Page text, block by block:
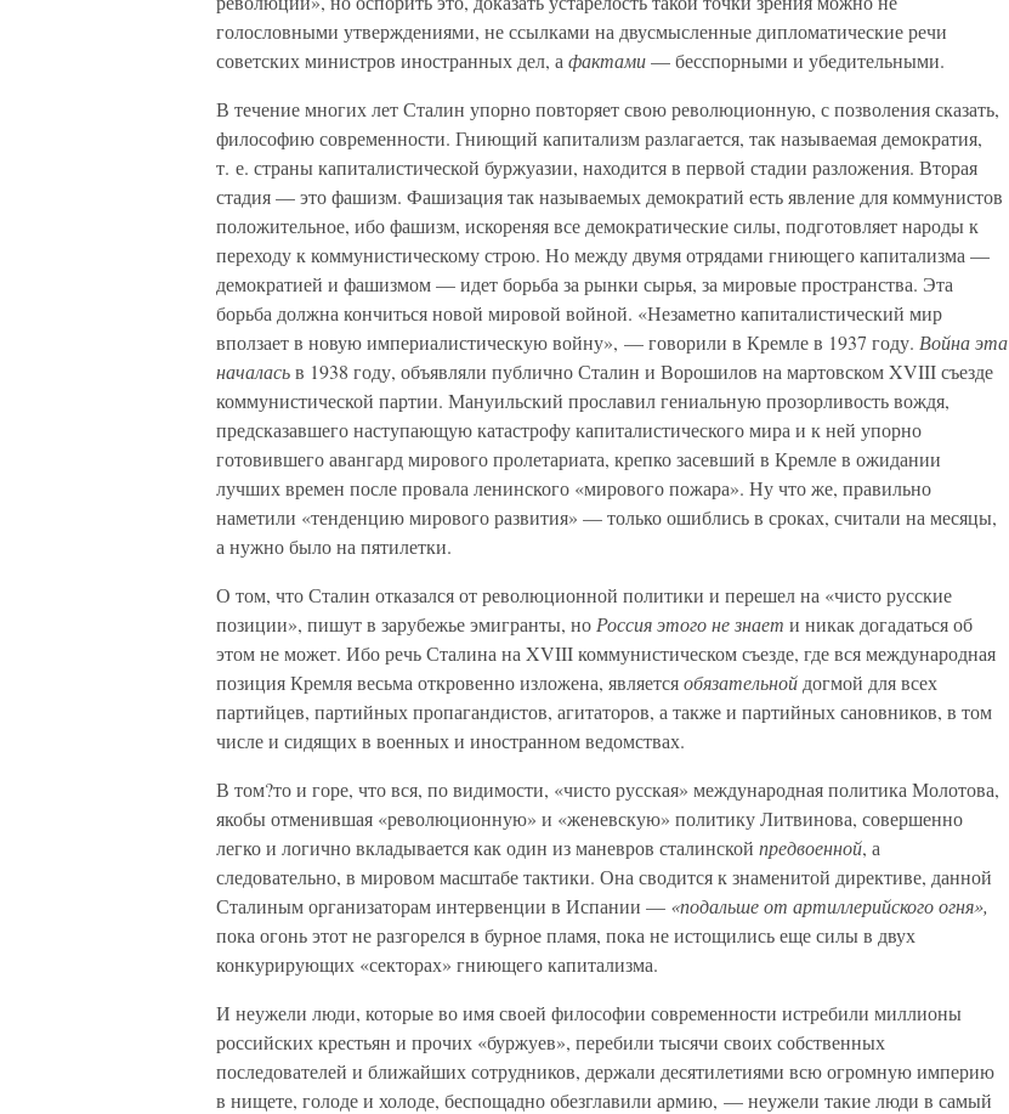
голословными утверждениями, не ссылками на двусмысленные дипломатические речи
советских министров иностранных дел, а фактами— бесспорными и убедительными.
В течение многих лет Сталин упорно повторяет свою революционную, с позволения сказать,
философию современности. Гниющий капитализм разлагается, так называемая демократия,
т. е. страны капиталистической буржуазии, находится в первой стадии разложения. Вторая
стадия — это фашизм. Фашизация так называемых демократий есть явление для коммунистов
положительное, ибо фашизм, искореняя все демократические силы, подготовляет народы к
переходу к коммунистическому строю. Но между двумя отрядами гниющего капитализма —
демократией и фашизмом — идет борьба за рынки сырья, за мировые пространства. Эта
борьба должна кончиться новой мировой войной. «Незаметно капиталистический мир
вползает в новую империалистическую войну», — говорили в Кремле в 1937 году. Война эта
началасьв 1938 году, объявляли публично Сталин и Ворошилов на мартовском XVIII съезде
коммунистической партии. Мануильский прославил гениальную прозорливость вождя,
предсказавшего наступающую катастрофу капиталистического мира и к ней упорно
готовившего авангард мирового пролетариата, крепко засевший в Кремле в ожидании
лучших времен после провала ленинского «мирового пожара». Ну что же, правильно
наметили «тенденцию мирового развития» — только ошиблись в сроках, считали на месяцы,
а нужно было на пятилетки.
О том, что Сталин отказался от революционной политики и перешел на «чисто русские
позиции», пишут в зарубежье эмигранты, но Россия этого не знает и никак догадаться об
этом не может. Ибо речь Сталина на XVIII коммунистическом съезде, где вся международная
позиция Кремля весьма откровенно изложена, являетсяобязательной догмой для всех
партийцев, партийных пропагандистов, агитаторов, а также и партийных сановников, в том
числе и сидящих в военных и иностранном ведомствах.
В том?то и горе, что вся, по видимости, «чисто русская» международная политика Молотова,
якобы отменившая «революционную» и «женевскую» политику Литвинова, совершенно
легко и логично вкладывается как один из маневров сталинской предвоенной, а
следовательно, в мировом масштабе тактики. Она сводится к знаменитой директиве, данной
Сталиным организаторам интервенции в Испании — «подальше от артиллерийского огня»,
пока огонь этот не разгорелся в бурное пламя, пока не истощились еще силы в двух
конкурирующих «секторах» гниющего капитализма.
И неужели люди, которые во имя своей философии современности истребили миллионы
российских крестьян и прочих «буржуев», перебили тысячи своих собственных
последователей и ближайших сотрудников, держали десятилетиями всю огромную империю
в нищете, голоде и холоде, беспощадно обезглавили армию, — неужели такие люди в самый